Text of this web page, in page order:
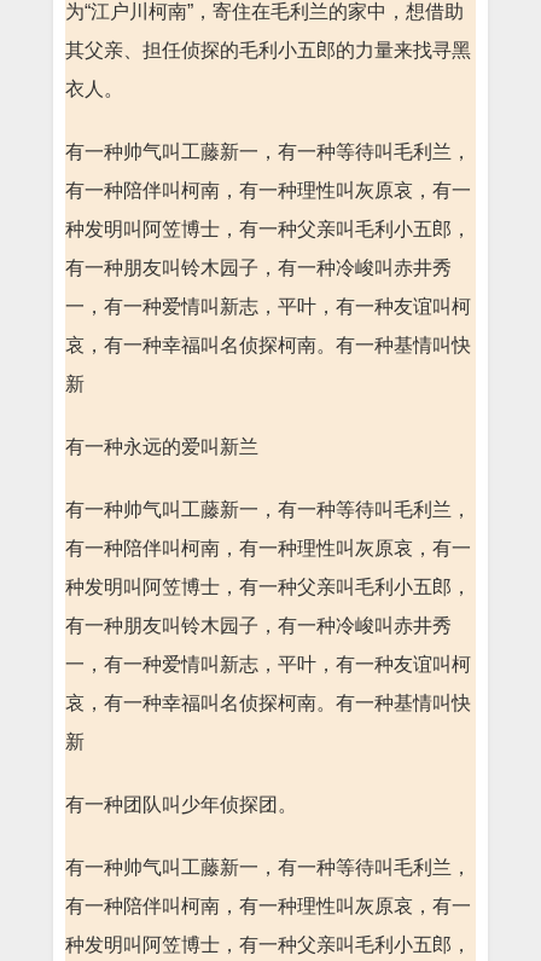
为“江户川柯南”，寄住在毛利兰的家中，想借助
其父亲、担任侦探的毛利小五郎的力量来找寻黑
衣人。
有一种帅气叫工藤新一，有一种等待叫毛利兰，
有一种陪伴叫柯南，有一种理性叫灰原哀，有一
种发明叫阿笠博士，有一种父亲叫毛利小五郎，
有一种朋友叫铃木园子，有一种冷峻叫赤井秀
一，有一种爱情叫新志，平叶，有一种友谊叫柯
哀，有一种幸福叫名侦探柯南。有一种基情叫快
新
有一种永远的爱叫新兰
有一种帅气叫工藤新一，有一种等待叫毛利兰，
有一种陪伴叫柯南，有一种理性叫灰原哀，有一
种发明叫阿笠博士，有一种父亲叫毛利小五郎，
有一种朋友叫铃木园子，有一种冷峻叫赤井秀
一，有一种爱情叫新志，平叶，有一种友谊叫柯
哀，有一种幸福叫名侦探柯南。有一种基情叫快
新
有一种团队叫少年侦探团。
有一种帅气叫工藤新一，有一种等待叫毛利兰，
有一种陪伴叫柯南，有一种理性叫灰原哀，有一
种发明叫阿笠博士，有一种父亲叫毛利小五郎，